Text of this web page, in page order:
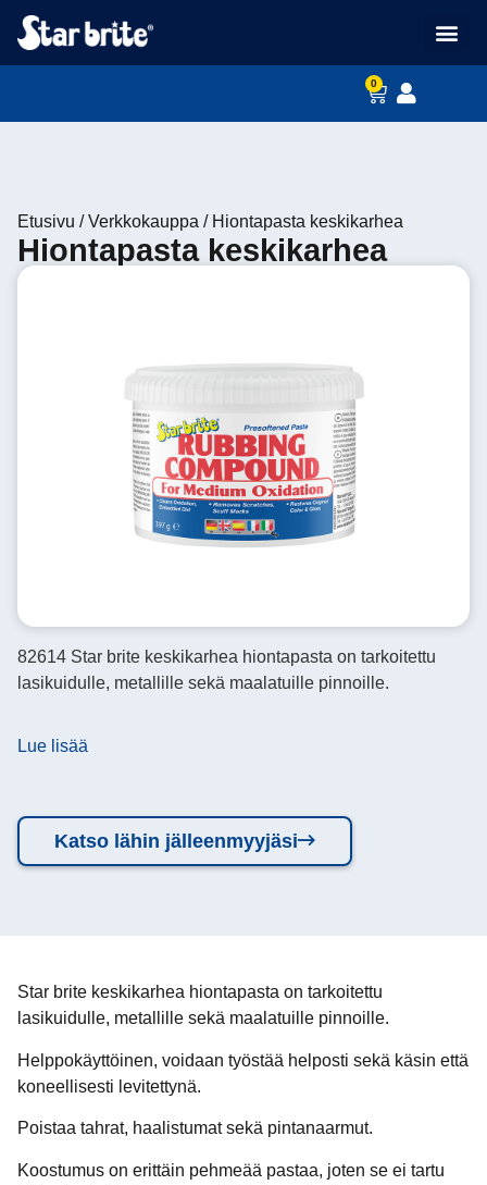
0
Etusivu /Verkkokauppa / Hiontapasta keskikarhea
Hiontapasta keskikarhea
82614 Star brite keskikarhea hiontapasta on tarkoitettu
lasikuidulle, metallille sekä maalatuille pinnoille.
Lue lisää
Katso lähin jälleenmyyjäsi
Star brite keskikarhea hiontapasta on tarkoitettu
lasikuidulle, metallille sekä maalatuille pinnoille.
Helppokäyttöinen, voidaan työstää helposti sekä käsin että
koneellisesti levitettynä.
Poistaa tahrat, haalistumat sekä pintanaarmut.
Koostumus on erittäin pehmeää pastaa, joten se ei tartu